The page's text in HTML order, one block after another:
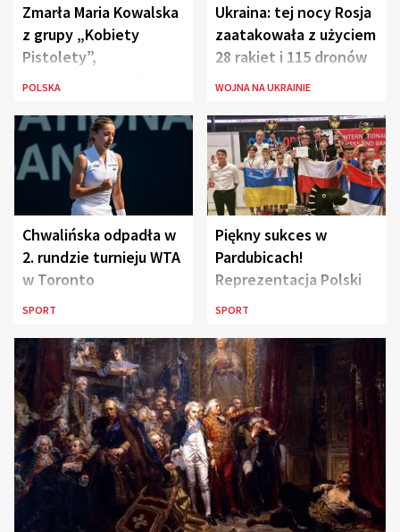
Zmarła Maria Kowalska
z grupy „Kobiety
Pistolety”,
sanitariuszka pułku
POLSKA
Ukraina: tej nocy Rosja
zaatakowała z użyciem
28 rakiet i 115 dronów
WOJNA NA UKRAINIE
Chwalińska odpadła w
2. rundzie turnieju WTA
w Toronto
SPORT
Piękny sukces w
Pardubicach!
Reprezentacja Polski
wygrywa Drużynowe
szachach do lat 12
SPORT